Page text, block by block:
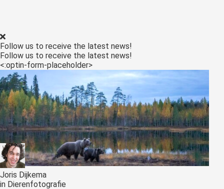
Follow us to receive the latest news!
Follow us to receive the latest news!
<:optin-form-placeholder>
Joris Dijkema
in Dierenfotografie